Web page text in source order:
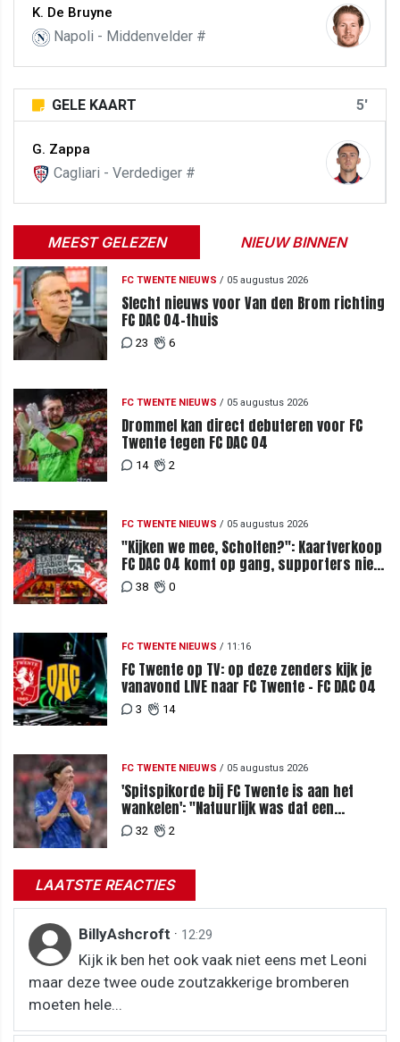
K. De Bruyne
Napoli - Middenvelder #
GELE KAART 5'
G. Zappa
Cagliari - Verdediger #
MEEST GELEZEN NIEUW BINNEN
FC TWENTE NIEUWS / 05 augustus 2026
Slecht nieuws voor Van den Brom richting
FC DAC 04-thuis
23 6
FC TWENTE NIEUWS / 05 augustus 2026
Drommel kan direct debuteren voor FC
Twente tegen FC DAC 04
14 2
FC TWENTE NIEUWS / 05 augustus 2026
"Kijken we mee, Scholten?": Kaartverkoop
FC DAC 04 komt op gang, supporters niet
blij met ticketprijzen
38 0
FC TWENTE NIEUWS / 11:16
FC Twente op TV: op deze zenders kijk je
vanavond LIVE naar FC Twente - FC DAC 04
3 14
FC TWENTE NIEUWS / 05 augustus 2026
'Spitspikorde bij FC Twente is aan het
wankelen': "Natuurlijk was dat een
signaal"
32 2
LAATSTE REACTIES
BillyAshcroft · 12:29
Kijk ik ben het ook vaak niet eens met Leoni
maar deze twee oude zoutzakkerige bromberen
moeten hele...